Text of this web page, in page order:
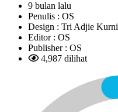
9 bulan lalu
Penulis : OS
Design : Tri Adjie
Editor : OS
Publisher : OS
4,987 dilihat